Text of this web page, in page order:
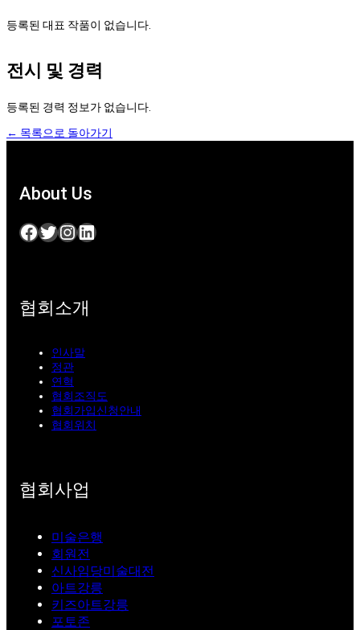
등록된 대표 작품이 없습니다.
전시 및 경력
등록된 경력 정보가 없습니다.
← 목록으로 돌아가기
About Us
Facebook Twitter InstagramLinkedIn
협회소개
인사말
정관
연혁
협회조직도
협회가입신청안내
협회위치
협회사업
미술은행
회원전
신사임당미술대전
아트강릉
키즈아트강릉
포토존